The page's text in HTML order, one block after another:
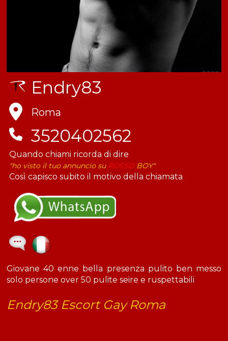
Endry83
Roma
3520402562
Quando chiami ricorda di dire
"ho visto il tuo annuncio su ROSSO BOY"
Così capisco subito il motivo della chiamata
Giovane 40 enne bella presenza pulito ben messo
solo persone over 50 pulite seire e ruspettabili
Endry83 Escort Gay Roma